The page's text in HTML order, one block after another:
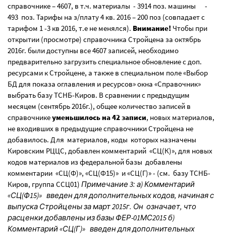
справочнике – 4607, в т.ч. материалы - 3914 поз. машины -
493 поз. Тарифы на з/плату 4 кв. 2016 – 200 поз (совпадает с
тарифом 1 -3 кв 2016, т.е не менялся). Внимание! Чтобы при
открытии (просмотре) справочника Стройцена за октябрь
2016г. были доступны все 4607 записей, необходимо
предварительно загрузить специальное обновление с доп.
ресурсами к Стройцене, а также в специальном поле «Выбор
БД для показа оглавления и ресурсов» окна «Справочник»
выбрать базу ТСНБ-Киров. В сравнении с предыдущим
месяцем (сентябрь 2016г.), общее количество записей в
справочникеуменьшилось на 42 записи, новых материалов,
не входивших в предыдущие справочники Стройцена не
добавилось. Для материалов, коды которых назначены
Кировским РЦЦС, добавлен комментарий «СЦ(К)», для новых
кодов материалов из федеральной базы добавлены
комментарии «СЦ(Ф)», «СЦ(Ф15)» и «СЦ(Г)» - (см. базу ТСНБ-
Киров, группа ССЦ01) Примечание 3: а) Комментарий
«СЦ(Ф15)» введен для дополнительных кодов, начиная с
выпуска Стройцены за март 2015г. Он означает, что
расценки добавлены из базы ФЕР-01МС2015 б)
Комментарий «СЦ(Г)» введен для дополнительных